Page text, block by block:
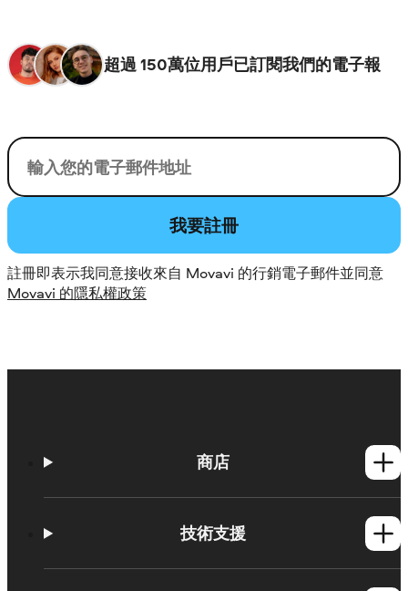
超過 150萬位用戶已訂閱我們的電子報
您的電子郵件
我要註冊
註冊即表示我同意接收來自 Movavi 的行銷電子郵件並同意
Movavi 的隱私權政策
商店
Mac產品
技術支援